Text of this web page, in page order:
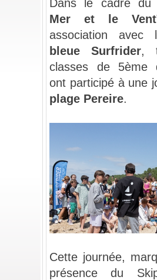
Dans le cadre du
Mer et le Vent
association avec
bleue Surfrider,
classes de 5ème
plage Pereire.
Cette journée,
présence du